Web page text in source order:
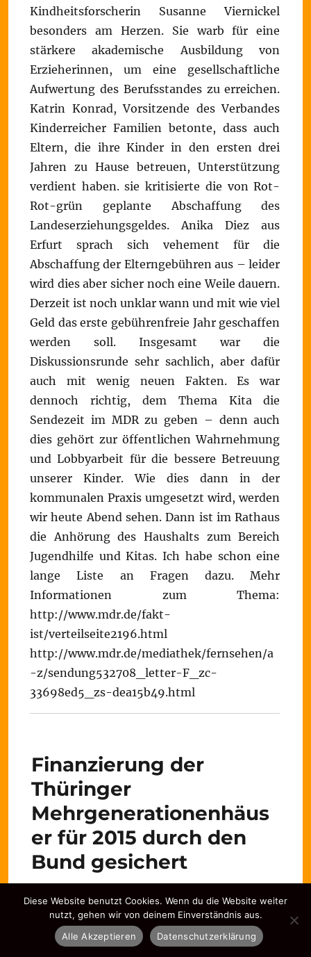
Kindheitsforscherin Susanne Viernickel
besonders am Herzen. Sie warb für eine
stärkere akademische Ausbildung von
Erzieherinnen, um eine gesellschaftliche
Aufwertung des Berufsstandes zu erreichen.
Katrin Konrad, Vorsitzende des Verbandes
Kinderreicher Familien betonte, dass auch
Eltern, die ihre Kinder in den ersten drei
Jahren zu Hause betreuen, Unterstützung
verdient haben. sie kritisierte die von Rot-
Rot-grün geplante Abschaffung des
Landeserziehungsgeldes. Anika Diez aus
Erfurt sprach sich vehement für die
Abschaffung der Elterngebühren aus – leider
wird dies aber sicher noch eine Weile dauern.
Derzeit ist noch unklar wann und mit wie viel
Geld das erste gebührenfreie Jahr geschaffen
werden soll. Insgesamt war die
Diskussionsrunde sehr sachlich, aber dafür
auch mit wenig neuen Fakten. Es war
dennoch richtig, dem Thema Kita die
Sendezeit im MDR zu geben – denn auch
dies gehört zur öffentlichen Wahrnehmung
und Lobbyarbeit für die bessere Betreuung
unserer Kinder. Wie dies dann in der
kommunalen Praxis umgesetzt wird, werden
wir heute Abend sehen. Dann ist im Rathaus
die Anhörung des Haushalts zum Bereich
Jugendhilfe und Kitas. Ich habe schon eine
lange Liste an Fragen dazu. Mehr
Informationen zum Thema:
http://www.mdr.de/fakt-
ist/verteilseite2196.html
http://www.mdr.de/mediathek/fernsehen/a
-z/sendung532708_letter-F_zc-
33698ed5_zs-dea15b49.html
Finanzierung der
Thüringer
Mehrgenerationenhäus
er für 2015 durch den
Bund gesichert
2. Juli 2014
Michael Panse, Beauftragter für das
Diese Website benutzt Cookies. Wenn du die Website weiter
nutzt, gehen wir von deinem Einverständnis aus.
Alle Akzeptieren
Datenschutzerklärung